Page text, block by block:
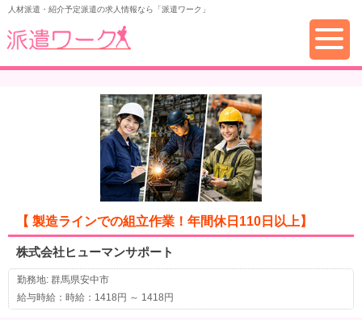
人材派遣・紹介予定派遣の求人情報なら「派遣ワーク」
【 製造ラインでの組立作業！年間休日110日以上】
株式会社ヒューマンサポート
勤務地: 群馬県安中市
給与時給：時給：1418円 ～ 1418円